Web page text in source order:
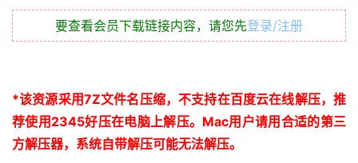
要查看会员下载链接内容，请您先登录/注册
*该资源采用7Z文件名压缩，不支持在百度云在线解压，推
荐使用2345好压在电脑上解压。 Mac用户请用合适的第三
方解压器，系统自带解压可能无法解压。